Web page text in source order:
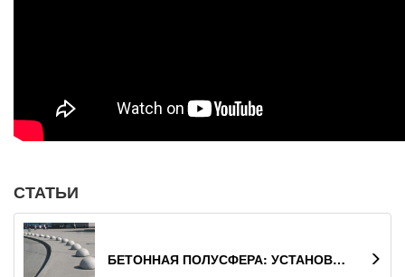
СТАТЬИ
БЕТОННАЯ ПОЛУСФЕРА: УСТАНОВКА И УХОД